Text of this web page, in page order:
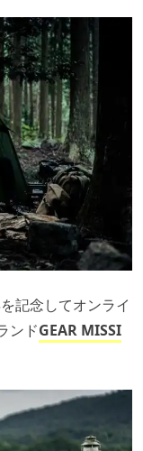
記念してオンライ
ンドGEAR MISSI